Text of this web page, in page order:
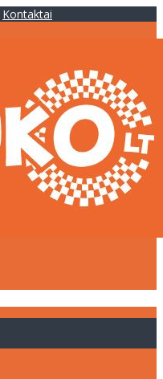
Kontaktai